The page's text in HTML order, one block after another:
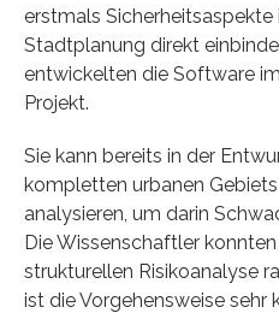
erstmals Sicherheitsaspekte
Stadtplanung direkt
entwickelten die Software
Projekt.
Sie kann bereits in der
kompletten urbanen
analysieren, um darin
Die Wissenschaftler
strukturellen Risikoanalyse
ist die Vorgehensweise sehr